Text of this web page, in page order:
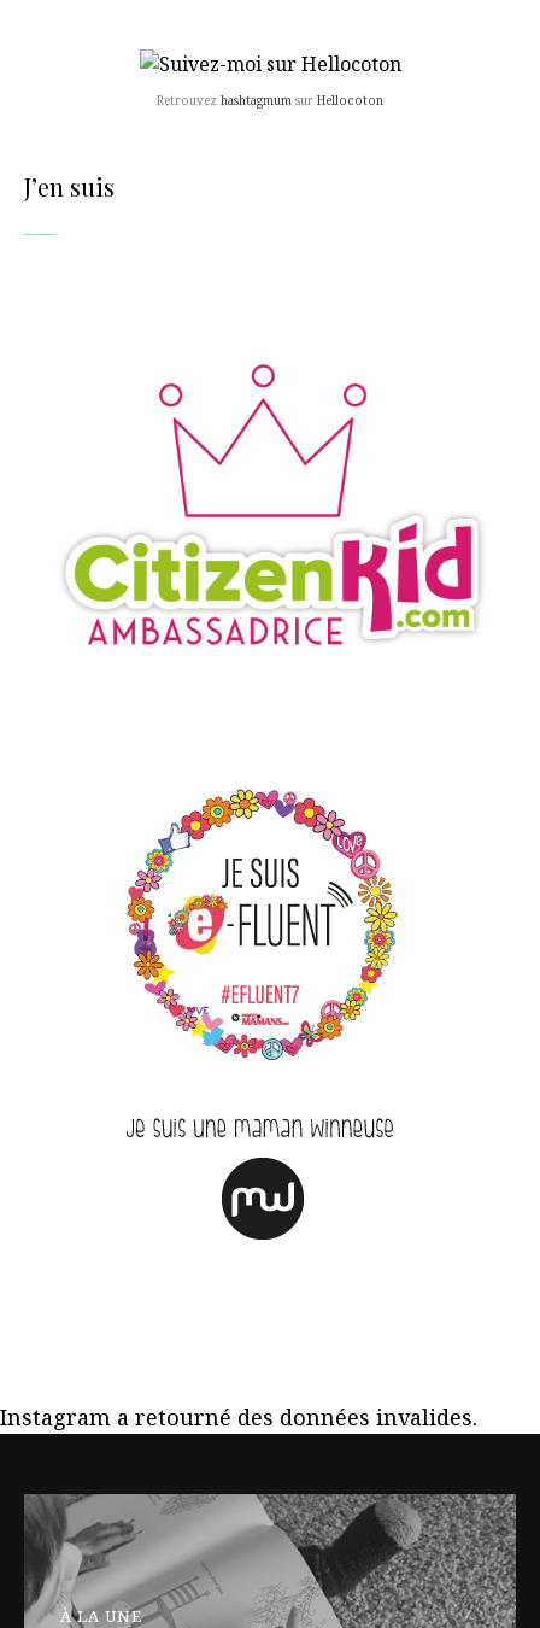
Retrouvez hashtagmum sur Hellocoton
J’en suis
Instagram a retourné des données invalides.
À LA UNE